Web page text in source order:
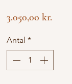
3.050,00 kr.
Antal *